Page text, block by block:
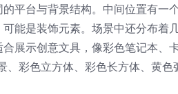
平台与背景结构。中间位置有一
能是装饰元素。场景中还分布
展示创意文具，像彩色笔记本、
、彩色立方体、彩色长方体、黄